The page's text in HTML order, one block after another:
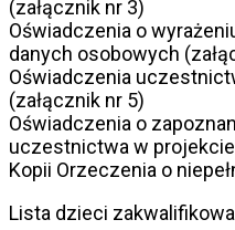
(załącznik nr 3)
Oświadczenia o
danych osobowych
Oświadczenia
(załącznik nr 5)
Oświadczenia o
uczestnictwa w projekcie
Kopii Orzeczenia o
Lista dzieci